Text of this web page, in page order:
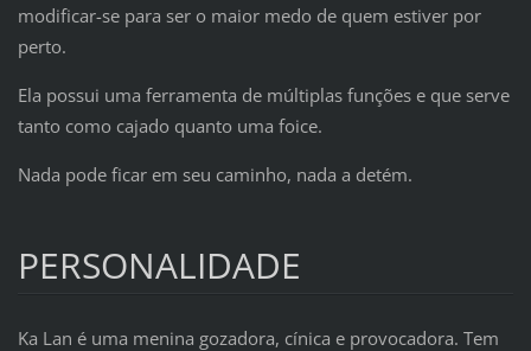
modificar-se para ser o maior medo de quem estiver por
perto.
Ela possui uma ferramenta de múltiplas funções e que serve
tanto como cajado quanto uma foice.
Nada pode ficar em seu caminho, nada a detém.
PERSONALIDADE
Ka Lan é uma menina gozadora, cínica e provocadora. Tem